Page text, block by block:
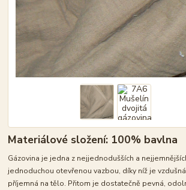
Materiálové složení: 100% bavlna
Gázovina je jedna z nejjednodušších a
jednoduchou otevřenou vazbou, díky níž je
příjemná na tělo. Přitom je dostatečně pevná,